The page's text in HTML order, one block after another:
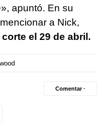
apuntó. En su
a Nick,
el 29 de abril.
Comentar ·